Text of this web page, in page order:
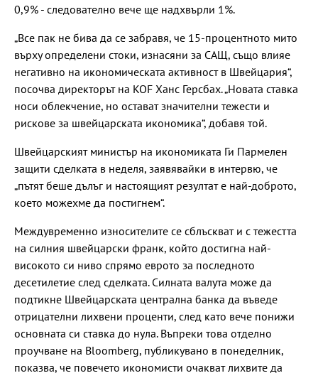
0,9% - следователно вече ще надхвърли 1%.
„Все пак не бива да се забравя, че 15-процентното мито
върху определени стоки, изнасяни за САЩ, също влияе
негативно на икономическата активност в Швейцария“,
посочва директорът на KOF Ханс Герсбах. „Новата ставка
носи облекчение, но остават значителни тежести и
рискове за швейцарската икономика“, добавя той.
Швейцарският министър на икономиката Ги Пармелен
защити сделката в неделя, заявявайки в интервю, че
„пътят беше дълъг и настоящият резултат е най-доброто,
което можехме да постигнем“.
Междувременно износителите се сблъскват и с тежестта
на силния швейцарски франк, който достигна най-
високото си ниво спрямо еврото за последното
десетилетие след сделката. Силната валута може да
подтикне Швейцарската централна банка да въведе
отрицателни лихвени проценти, след като вече понижи
основната си ставка до нула. Въпреки това отделно
проучване на Bloomberg, публикувано в понеделник,
показва, че повечето икономисти очакват лихвите да